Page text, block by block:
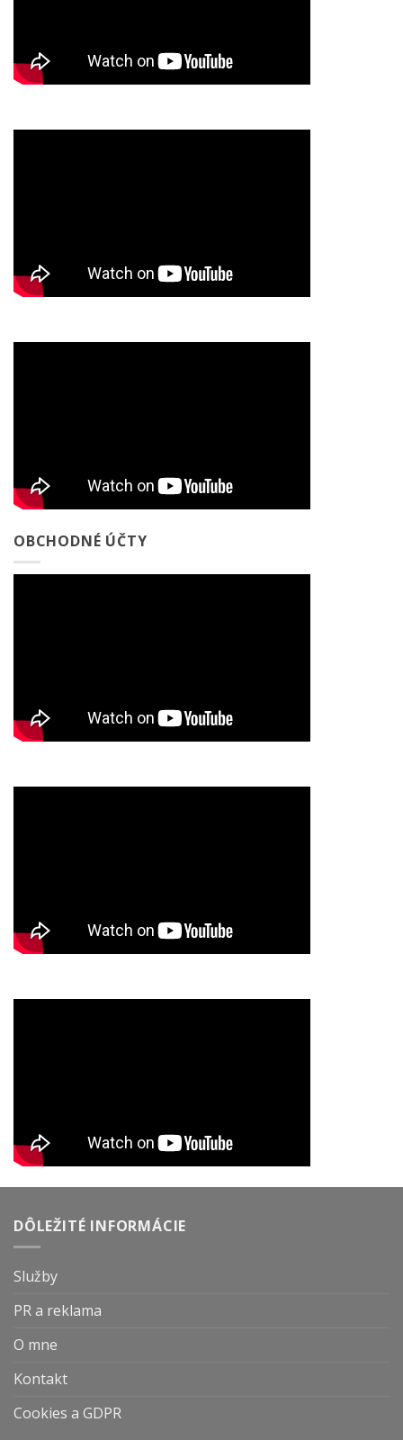
OBCHODNÉ ÚČTY
DÔLEŽITÉ INFORMÁCIE
Služby
PR a reklama
O mne
Kontakt
Cookies a GDPR